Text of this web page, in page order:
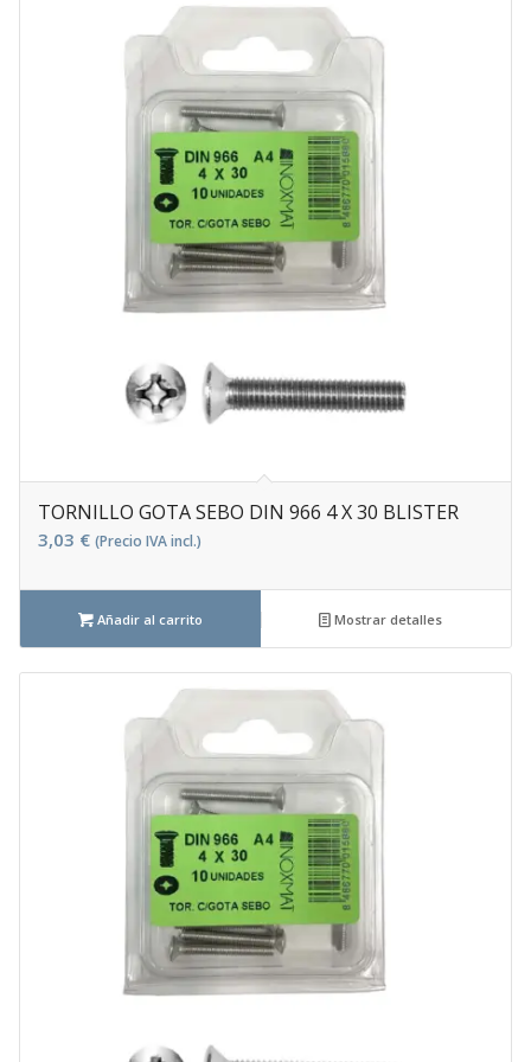
TORNILLO GOTA SEBO DIN 966 4 X 30 BLISTER
3,03 € (Precio IVA incl.)
Añadir al carrito Mostrar detalles